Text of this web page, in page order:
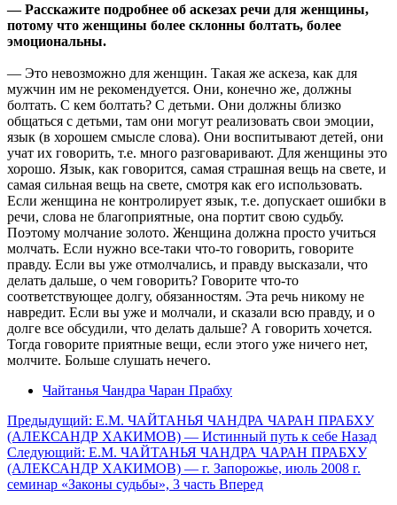
— Расскажите подробнее об аскезах речи для женщины,
потому что женщины более склонны болтать, более
эмоциональны.
— Это невозможно для женщин. Такая же аскеза, как для
мужчин им не рекомендуется. Они, конечно же, должны
болтать. С кем болтать? С детьми. Они должны близко
общаться с детьми, там они могут реализовать свои эмоции,
язык (в хорошем смысле слова). Они воспитывают детей, они
учат их говорить, т.е. много разговаривают. Для женщины это
хорошо. Язык, как говорится, самая страшная вещь на свете, и
самая сильная вещь на свете, смотря как его использовать.
Если женщина не контролирует язык, т.е. допускает ошибки в
речи, слова не благоприятные, она портит свою судьбу.
Поэтому молчание золото. Женщина должна просто учиться
молчать. Если нужно все-таки что-то говорить, говорите
правду. Если вы уже отмолчались, и правду высказали, что
делать дальше, о чем говорить? Говорите что-то
соответствующее долгу, обязанностям. Эта речь никому не
навредит. Если вы уже и молчали, и сказали всю правду, и о
долге все обсудили, что делать дальше? А говорить хочется.
Тогда говорите приятные вещи, если этого уже ничего нет,
молчите. Больше слушать нечего.
Чайтанья Чандра Чаран Прабху
Предыдущий: Е.М. ЧАЙТАНЬЯ ЧАНДРА ЧАРАН ПРАБХУ
(АЛЕКСАНДР ХАКИМОВ) — Истинный путь к себе Назад
Следующий: Е.М. ЧАЙТАНЬЯ ЧАНДРА ЧАРАН ПРАБХУ
(АЛЕКСАНДР ХАКИМОВ) — г. Запорожье, июль 2008 г.
семинар «Законы судьбы», 3 часть Вперед